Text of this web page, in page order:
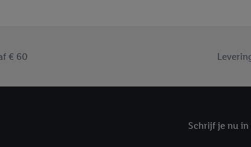
USPs van Lidl.be
€ 60
Schrijf je nu in
waaronder de bewaartermijn van de gegevens en